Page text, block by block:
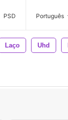
PSD Português
Laço Uhd